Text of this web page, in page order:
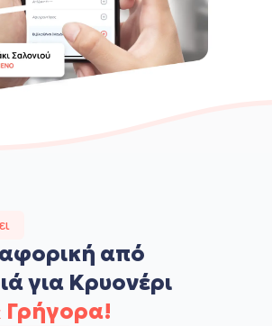
από
για Κρυονέρι
Γρήγορα!